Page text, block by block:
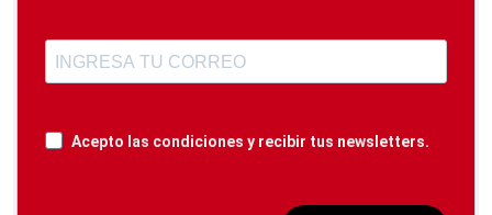
Acepto las condiciones y recibir tus newsletters.